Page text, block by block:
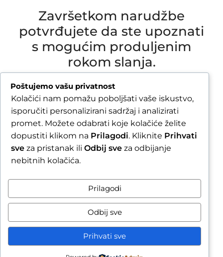
Završetkom narudžbe
potvrđujete da ste upoznati
s mogućim produljenim
rokom slanja.
Due to our annual holiday from 1 August 2026 to
16 August 2026, all orders received after 30 July
2026 will be processed and shipped during the
week following our return.
By completing your order, you confirm that you
are aware of the possible extended shipping
Zatvori obavijest / Close
Poštujemo vašu privatnost
Kolačići nam pomažu poboljšati vaše iskustvo,
isporučiti personalizirani sadržaj i analizirati
promet. Možete odabrati koje kolačiće želite
dopustiti klikom na Prilagodi. Kliknite Prihvati
sve za pristanak ili Odbij sve za odbijanje
nebitnih kolačića.
Prilagodi
Odbij sve
Prihvati sve
Raskid ugovora